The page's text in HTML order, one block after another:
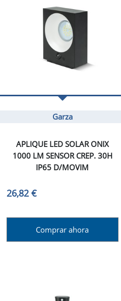
Garza
APLIQUE LED SOLAR ONIX
1000 LM SENSOR CREP. 30H
IP65 D/MOVIM
26,82 €
Comprar ahora